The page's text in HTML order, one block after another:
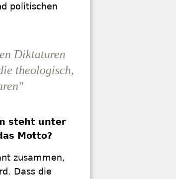
politischen
Diktaturen
theologisch,
steht unter
Motto?
zusammen,
Dass die